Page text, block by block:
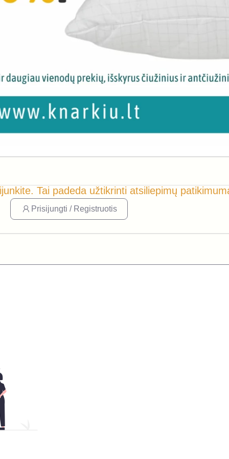
Tai padeda užtikrinti atsiliepimų
Prisijungti / Registruotis